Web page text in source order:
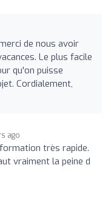
de nous avoir
Le plus facile
qu'on puisse
Cordialement,
ago
très rapide.
vraiment la peine d